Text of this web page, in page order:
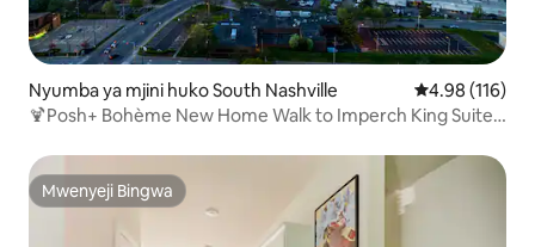
Nyumba ya mjini huko South Nashville Ukadiriaji wa
4.98 (116)
🍹Posh+ Bohème New Home Walk to Imperch King Suite
Mwenyeji Bingwa
Mwenyeji Bingwa